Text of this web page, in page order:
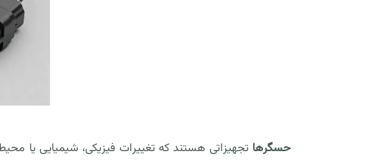
حسگرها تجهیزاتی هستند که تغییرات فیزیکی، شیمیایی یا